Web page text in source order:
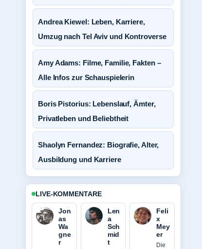
Andrea Kiewel: Leben, Karriere,
Umzug nach Tel Aviv und Kontroverse
Amy Adams: Filme, Familie, Fakten –
Alle Infos zur Schauspielerin
Boris Pistorius: Lebenslauf, Ämter,
Privatleben und Beliebtheit
Shaolyn Fernandez: Biografie, Alter,
Ausbildung und Karriere
LIVE-KOMMENTARE
Jon
as
Wa
gne
r
Len
a
Sch
mid
t
Feli
x
Mey
er
Die